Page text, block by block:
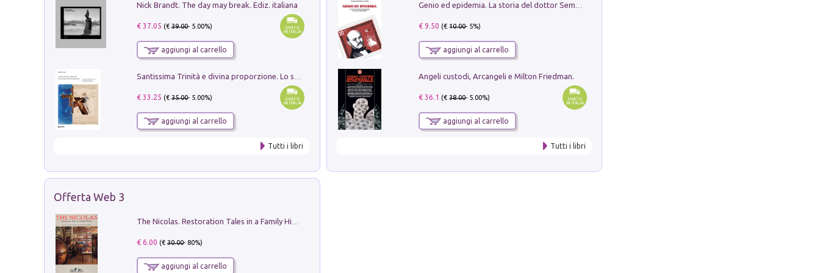
Nick Brandt. The day may break. Ediz. italiana
€ 37.05 (€39.00- 5.00%)
aggiungi al carrello
€ 33.25 (€35.00- 5.00%)
aggiungi al carrello
Tutti i libri
€ 9.50 (€10.00- 5%)
aggiungi al carrello
Angeli custodi, Arcangeli e Milton Friedman.
€ 36.1 (€38.00- 5.00%)
aggiungi al carrello
Tutti i libri
Offerta Web 3
€ 6.00 (€30.00- 80%)
aggiungi al carrello